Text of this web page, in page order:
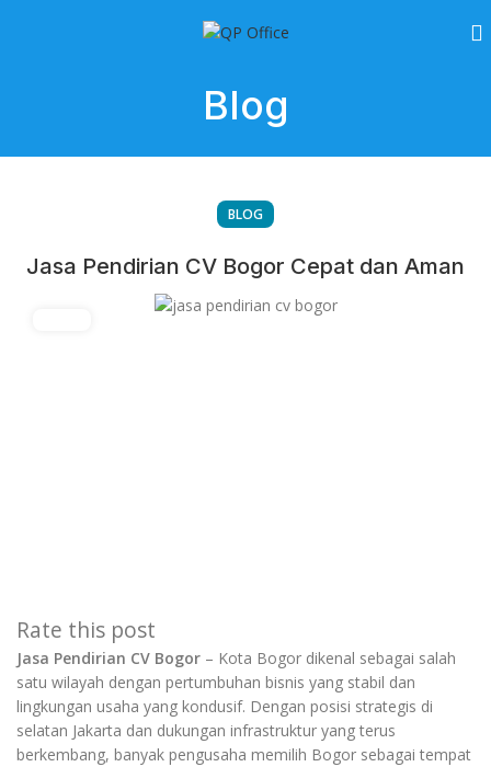
Blog
BLOG
Jasa Pendirian CV Bogor Cepat dan Aman
Rate this post
Jasa Pendirian CV Bogor – Kota Bogor dikenal sebagai salah
satu wilayah dengan pertumbuhan bisnis yang stabil dan
lingkungan usaha yang kondusif. Dengan posisi strategis di
selatan Jakarta dan dukungan infrastruktur yang terus
berkembang, banyak pengusaha memilih Bogor sebagai tempat